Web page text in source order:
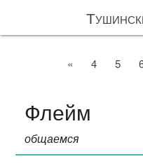
« 4 5
Флейм
общаемся